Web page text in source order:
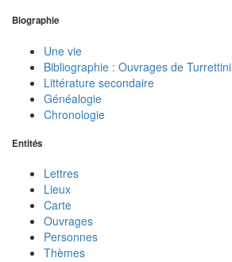
Biographie
Une vie
Bibliographie : Ouvrages de Turrettini
Littérature secondaire
Généalogie
Chronologie
Entités
Lettres
Lieux
Carte
Ouvrages
Personnes
Thèmes